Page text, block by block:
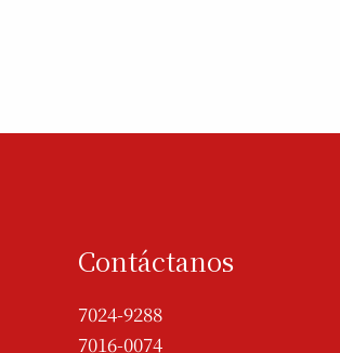
Contáctanos
7024-9288
7016-0074